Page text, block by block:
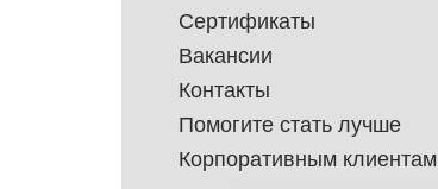
Сертификаты
Вакансии
Контакты
Помогите стать лучше
Корпоративным клиентам